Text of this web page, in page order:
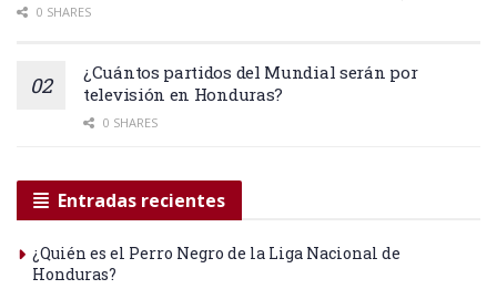
0 SHARES
¿Cuántos partidos del Mundial serán por
televisión en Honduras?
0 SHARES
Entradas recientes
¿Quién es el Perro Negro de la Liga Nacional de
Honduras?